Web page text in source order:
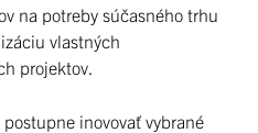
na potreby súčasného trhu
vlastných
projektov.
inovovať vybrané